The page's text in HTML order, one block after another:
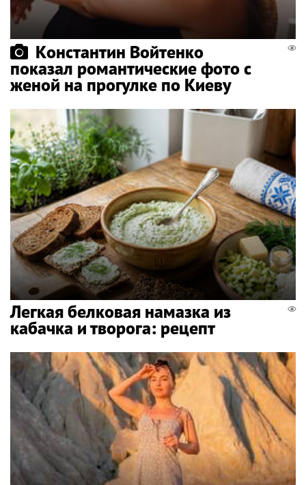
Константин Войтенко
показал романтические фото с
женой на прогулке по Киеву
Легкая белковая намазка из
кабачка и творога: рецепт